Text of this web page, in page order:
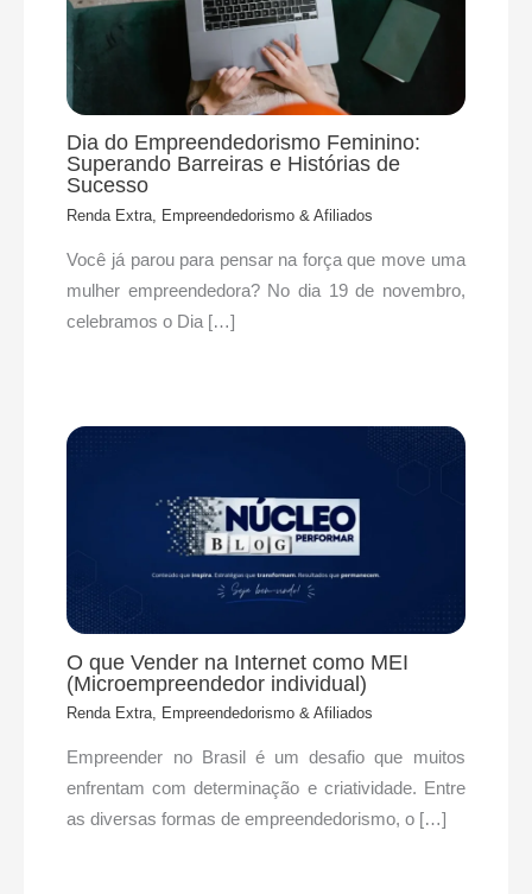
Dia do Empreendedorismo Feminino:
Superando Barreiras e Histórias de
Sucesso
Renda Extra, Empreendedorismo & Afiliados
Você já parou para pensar na força que move uma
mulher empreendedora? No dia 19 de novembro,
celebramos o Dia […]
O que Vender na Internet como MEI
(Microempreendedor individual)
Renda Extra, Empreendedorismo & Afiliados
Empreender no Brasil é um desafio que muitos
enfrentam com determinação e criatividade. Entre
as diversas formas de empreendedorismo, o […]